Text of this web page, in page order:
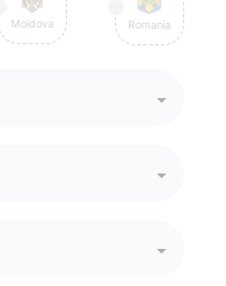
Moldova Romania